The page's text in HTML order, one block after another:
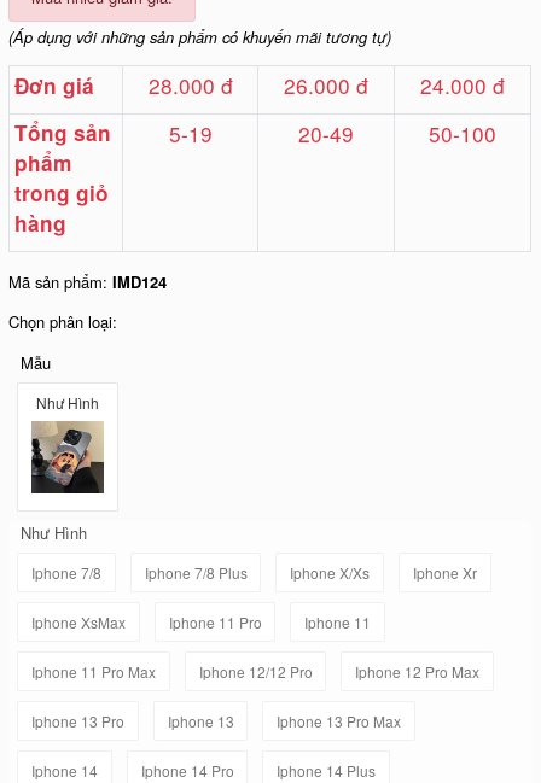
(Áp dụng với những sản phẩm có khuyến mãi tương tự)
Đơn giá 28.000 đ 26.000 đ 24.000 đ
Tổng sản
phẩm
trong giỏ
hàng
5-19 20-49 50-100
Mã sản phẩm:IMD124
Chọn phân loại:
Mẫu
Như Hình
Như Hình
Iphone 7/8 Iphone 7/8 Plus Iphone X/Xs Iphone Xr
Iphone XsMax Iphone 11 Pro Iphone 11
Iphone 11 Pro Max Iphone 12/12 Pro Iphone 12 Pro Max
Iphone 13 Pro Iphone 13 Iphone 13 Pro Max
Iphone 14 Iphone 14 Pro Iphone 14 Plus